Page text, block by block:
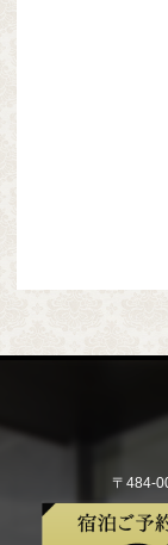
〒484-